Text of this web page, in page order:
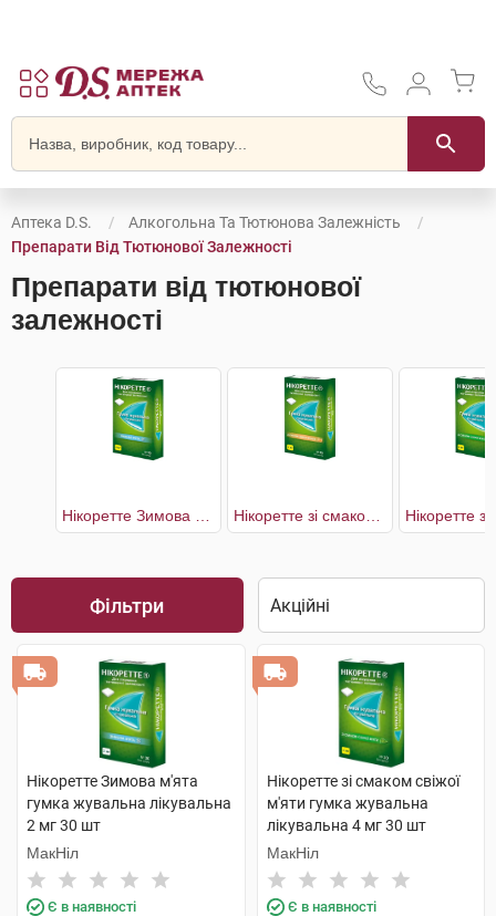
Аптека D.S.
Алкогольна Та Тютюнова Залежність
Препарати Від Тютюнової Залежності
Препарати від тютюнової
залежності
Фільтри
Нікоретте Зимова м'ята
гумка жувальна лікувальна
2 мг 30 шт
МакНіл
Є в наявності
Нікоретте зі смаком свіжої
м'яти гумка жувальна
лікувальна 4 мг 30 шт
МакНіл
Є в наявності